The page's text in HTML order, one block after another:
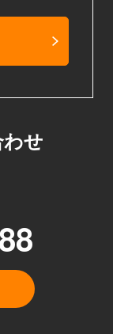
せ